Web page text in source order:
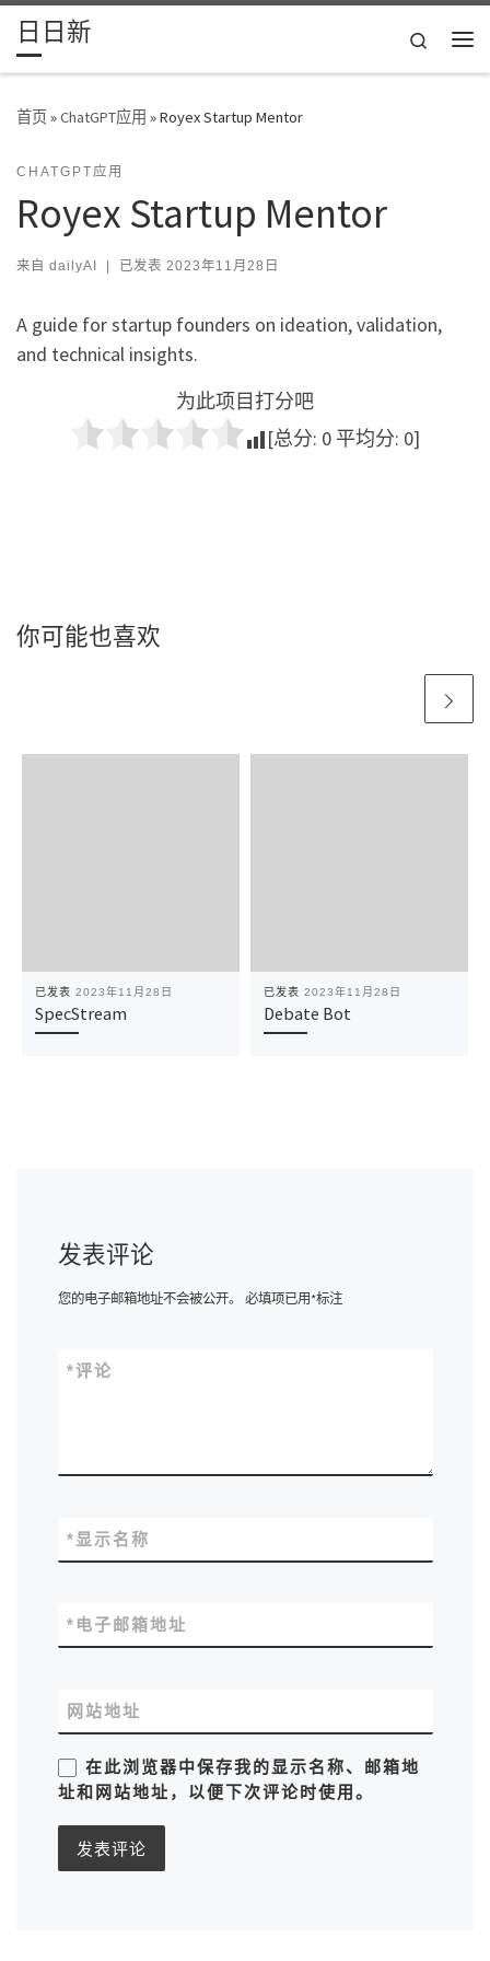
Skip to content
日日新
Search
首页»ChatGPT应用 »Royex Startup Mentor
CHATGPT应用
Royex Startup Mentor
来自 dailyAI | 已发表 2023年11月28日
A guide for startup founders on ideation, validation,
and technical insights.
为此项目打分吧
[总分: 0 平均分: 0]
你可能也喜欢
已发表 2023年11月28日
SpecStream
已发表 2023年11月28日
Debate Bot
发表评论
您的电子邮箱地址不会被公开。 必填项已用*标注
评论
*
显示名称
*
电子邮箱地址
*
网站地址
在此浏览器中保存我的显示名称、邮箱地
址和网站地址，以便下次评论时使用。